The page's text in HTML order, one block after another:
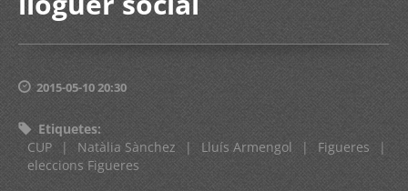
2015-05-10 20:30
Etiquetes:
CUP
| Natàlia Sànchez | Lluís Armengol | Figueres
|
eleccions Figueres